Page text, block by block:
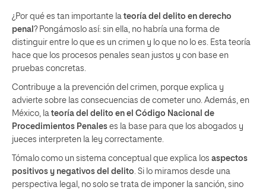
¿Por qué es tan importante la teoría del delito en derecho
penal ? Pongámoslo así: sin ella, no habría una forma de
distinguir entre lo que es un crimen y lo que no lo es. Esta teoría
hace que los procesos penales sean justos y con base en
pruebas concretas.
Contribuye a la prevención del crimen, porque explica y
advierte sobre las consecuencias de cometer uno. Además, en
México, la teoría del delito en el Código Nacional de
Procedimientos Penales es la base para que los abogados y
jueces interpreten la ley correctamente.
Tómalo como un sistema conceptual que explica los aspectos
positivos y negativos del delito . Si lo miramos desde una
perspectiva legal, no solo se trata de imponer la sanción, sino